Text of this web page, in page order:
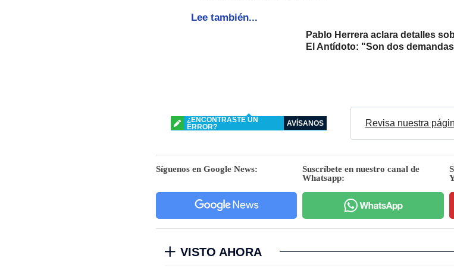
Lee también...
Pablo Herrera aclara detalles
El Antídoto: "Son dos
¿ENCONTRASTE UN
ERROR?
AVÍSANOS Revisa nuestra
Síguenos en Google News:
Suscríbete en nuestro canal de
Whatsapp:
VISTO AHORA